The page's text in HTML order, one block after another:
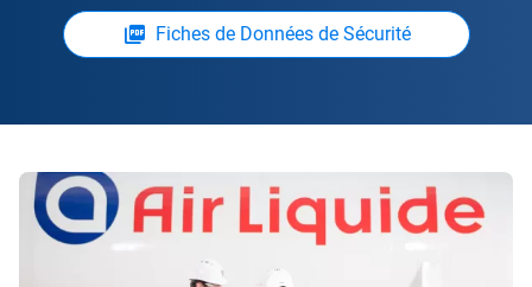
Fiches de Données de Sécurité